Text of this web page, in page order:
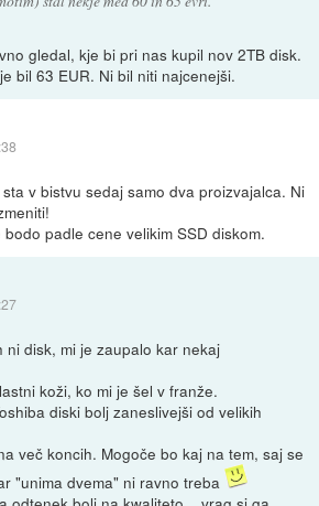
gledal, kje bi pri nas kupil nov 2TB disk.
bil 63 EUR. Ni bil niti najcenejši.
v bistvu sedaj samo dva proizvajalca. Ni
padle cene velikim SSD diskom.
ni disk, mi je zaupalo kar nekaj
koži, ko mi je šel v franže.
diski bolj zaneslivejši od velikih
več koncih. Mogoče bo kaj na tem, saj se
"unima dvema" ni ravno treba